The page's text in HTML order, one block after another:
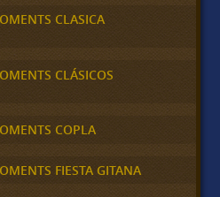
CLASICA
CLÁSICOS
COPLA
FIESTA GITANA